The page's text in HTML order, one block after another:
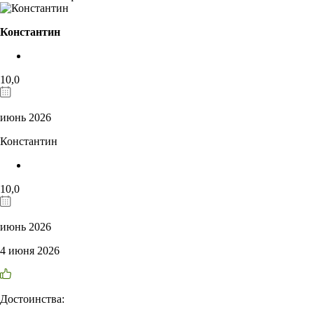
Константин
10,0
июнь 2026
Константин
10,0
июнь 2026
4 июня 2026
Достоинства: